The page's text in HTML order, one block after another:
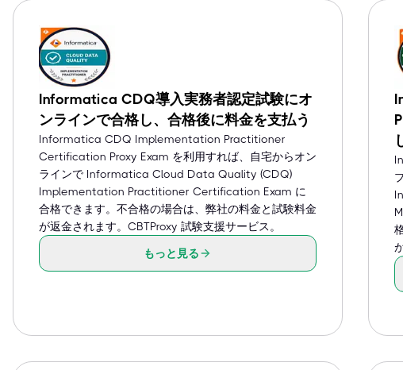
Informatica CDQ導入実務者認定試験にオ
ンラインで合格し、合格後に料金を支払う
Informatica CDQ Implementation Practitioner
Certification Proxy Exam を利用すれば、自宅からオン
ラインで Informatica Cloud Data Quality (CDQ)
Implementation Practitioner Certification Exam に
合格できます。不合格の場合は、弊社の料金と試験料金
が返金されます。CBTProxy 試験支援サービス。
もっと見る